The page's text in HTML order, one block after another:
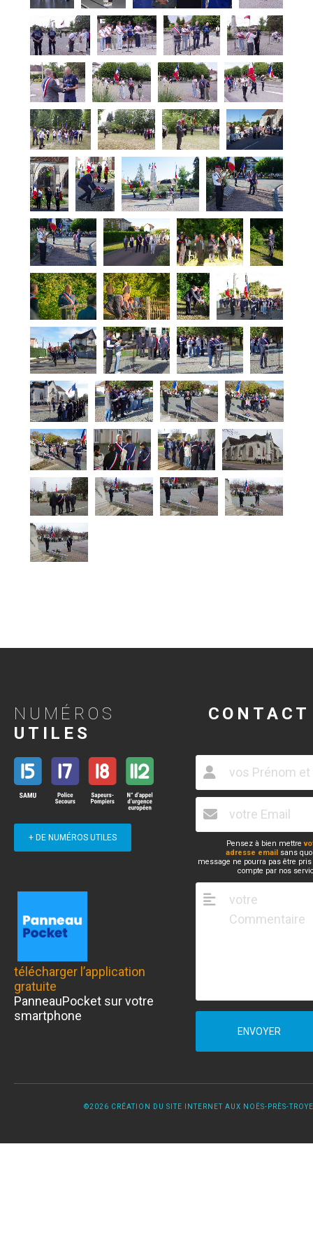
NUMÉROS
UTILES
+ DE NUMÉROS UTILES
télécharger l’application
gratuite
PanneauPocket sur votre
smartphone
CONTACT
Pensez à bien mettre
adresse email sans
message ne pourra pas être
compte par nos
ENVOYER
©2026 CRÉATION DU SITE INTERNET AUX NOËS-PRÈS-